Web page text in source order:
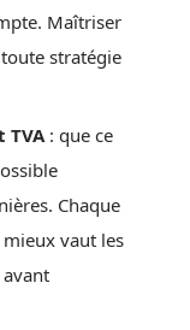
Maîtriser
stratégie
: que ce
Chaque
vaut les